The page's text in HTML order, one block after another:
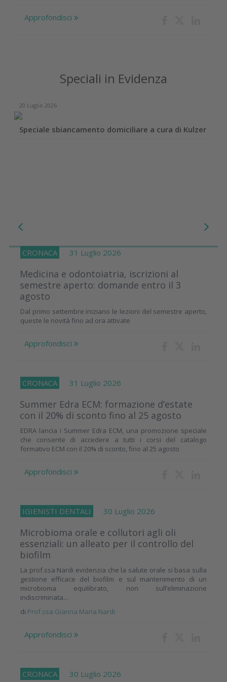
Approfondisci
Speciali in Evidenza
20 Luglio 2026
Speciale sbiancamento domiciliare a cura di Kulzer
CRONACA 31 Luglio 2026
Medicina e odontoiatria, iscrizioni al
semestre aperto: domande entro il 3
agosto
Dal primo settembre iniziano le lezioni del semestre aperto,
queste le novità fino ad ora attivate
Approfondisci
CRONACA 31 Luglio 2026
Summer Edra ECM: formazione d’estate
con il 20% di sconto fino al 25 agosto
EDRA lancia i Summer Edra ECM, una promozione speciale
che consente di accedere a tutti i corsi del catalogo
formativo ECM con il 20% di sconto, fino al 25 agosto
Approfondisci
IGIENISTI DENTALI 30 Luglio 2026
Microbioma orale e collutori agli oli
essenziali: un alleato per il controllo del
biofilm
La prof.ssa Nardi evidenzia che la salute orale si basa sulla
gestione efficace del biofilm e sul mantenimento di un
microbioma equilibrato, non sull’eliminazione
indiscriminata...
di Prof.ssa Gianna Maria Nardi
Approfondisci
CRONACA 30 Luglio 2026